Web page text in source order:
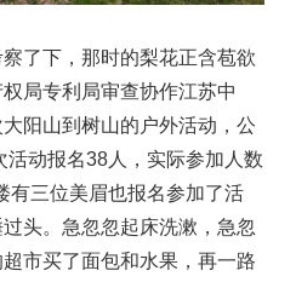
了下，那时的梨花正含苞欲
局专利局审查协作江苏中
阳山到树山的户外活动，公
动报名38人，实际参加人数
有三位美眉也报名参加了活
头。急忽忽起床洗漱，急忽
市买了面包和水果，再一路